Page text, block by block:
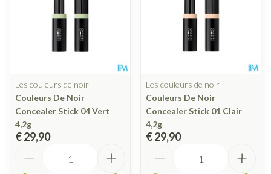
Les couleurs de noir
Couleurs De Noir
Concealer Stick 04 Vert
4,2g
€ 29,90
Les couleurs de noir
Couleurs De Noir
Concealer Stick 01 Clair
4,2g
€ 29,90